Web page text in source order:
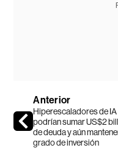
Anterior
Hiperescaladores de IA
podrían sumar US$2
de deuda y aún
grado de inversión